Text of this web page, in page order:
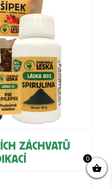
ZÁCHVATŮ
0